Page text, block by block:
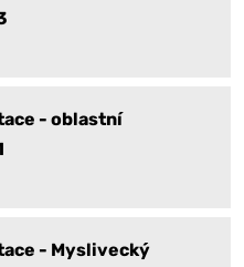
- oblastní
- Myslivecký